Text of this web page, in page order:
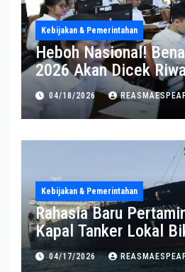
Kebijakan & Pemerintahan
Heboh Nasional!
2026 Akan Dicek
Pernyataan BKN
04/18/2026
Kebijakan & Pemerintahan
Rahasia Baru
Kapal Tanker Lokal
RI Makin Kuat
04/17/2026